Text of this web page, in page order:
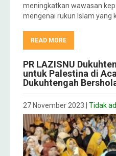
meningkatkan wawasan
mengenai rukun Islam yang
READ MORE
PR LAZISNU
untuk Palestina di
Dukuhtengah
27 November 2023 Tidak